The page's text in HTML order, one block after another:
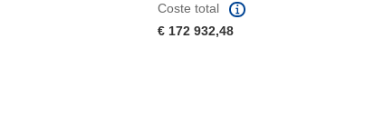
Coste total
€ 172 932,48